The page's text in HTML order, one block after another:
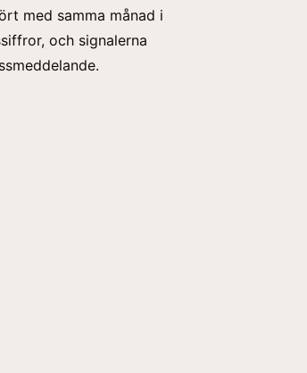
med samma månad i
och signalerna
.